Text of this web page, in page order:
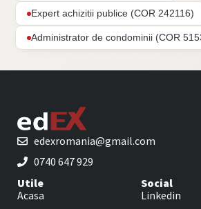
Expert achizitii publice (COR 242116)
Administrator de condominii (COR
edexromania@gmail.com
0740 647 929
Utile
Acasa
Social
Linkedin